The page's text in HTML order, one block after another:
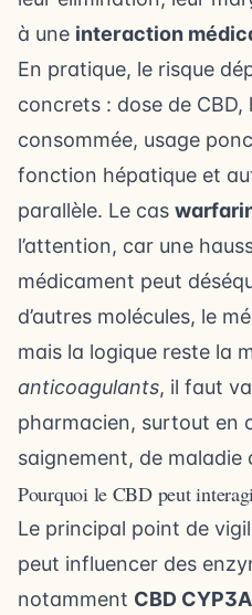
à une interaction
En pratique, le risque
concrets : dose de
consommée, usage
fonction hépatique et
parallèle. Le cas
l’attention, car une
médicament peut
d’autres molécules, le
mais la logique reste la
anticoagulants, il faut
pharmacien, surtout en
saignement, de
Pourquoi le CBD peut
Le principal point de
peut influencer des
notamment CBD